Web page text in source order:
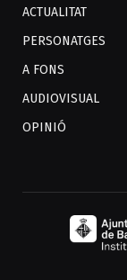
ACTUALITAT
PERSONATGES
A FONS
AUDIOVISUAL
OPINIÓ